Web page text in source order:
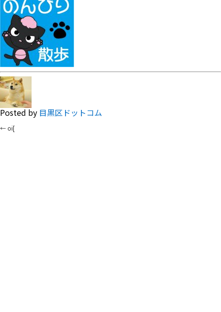
Posted by 目黒区ドットコム
←oi[